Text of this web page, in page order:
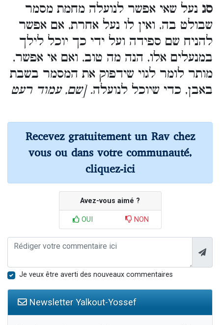
סג נעל שאי אפשר לנועלה מחמת מסמר
שבולט בה, ואין לו נעל אחרת, אם אפשר
להניח שם ספידה ועל ידי כך יוכל לילך
במנעלים אלו, הנה מה טוב, ואם אי אפשר,
מותר לומר לגוי שידפוק את המסמר בשבת
באבן, כדי שיוכל לנועלה. [שם, עמוד רעט
Recevez gratuitement un Rav chez
vous ou dans votre communauté,
cliquez-ici
Avez-vous aimé ?
OUI NON
Je veux être averti des nouveaux commentaires
Newsletter Yalkout-Yossef